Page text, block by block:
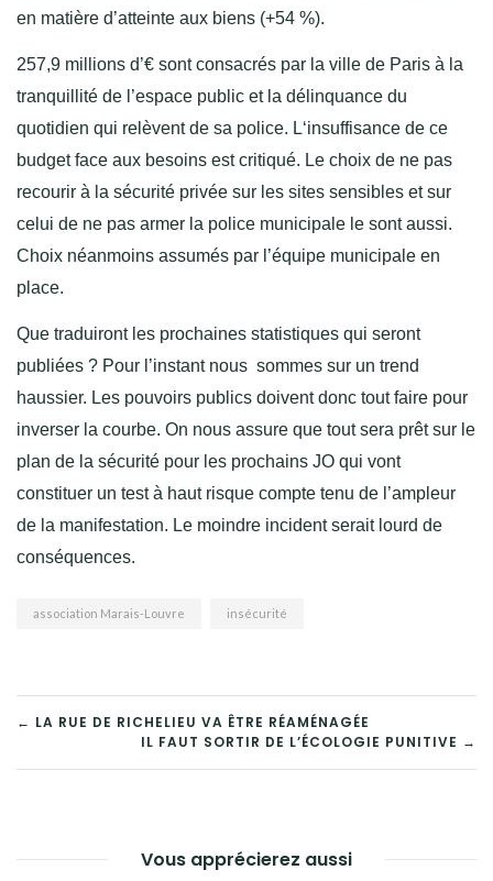
en matière d’atteinte aux biens (+54 %).
257,9 millions d’€ sont consacrés par la ville de Paris à la
tranquillité de l’espace public et la délinquance du
quotidien qui relèvent de sa police. L‘insuffisance de ce
budget face aux besoins est critiqué. Le choix de ne pas
recourir à la sécurité privée sur les sites sensibles et sur
celui de ne pas armer la police municipale le sont aussi.
Choix néanmoins assumés par l’équipe municipale en
place.
Que traduiront les prochaines statistiques qui seront
publiées ? Pour l’instant nous sommes sur un trend
haussier. Les pouvoirs publics doivent donc tout faire pour
inverser la courbe. On nous assure que tout sera prêt sur le
plan de la sécurité pour les prochains JO qui vont
constituer un test à haut risque compte tenu de l’ampleur
de la manifestation. Le moindre incident serait lourd de
conséquences.
association Marais-Louvre insécurité
NAVIGATION
DE
← LA RUE DE RICHELIEU VA ÊTRE RÉAMÉNAGÉE
IL FAUT SORTIR DE L’ÉCOLOGIE PUNITIVE →
Vous apprécierez aussi